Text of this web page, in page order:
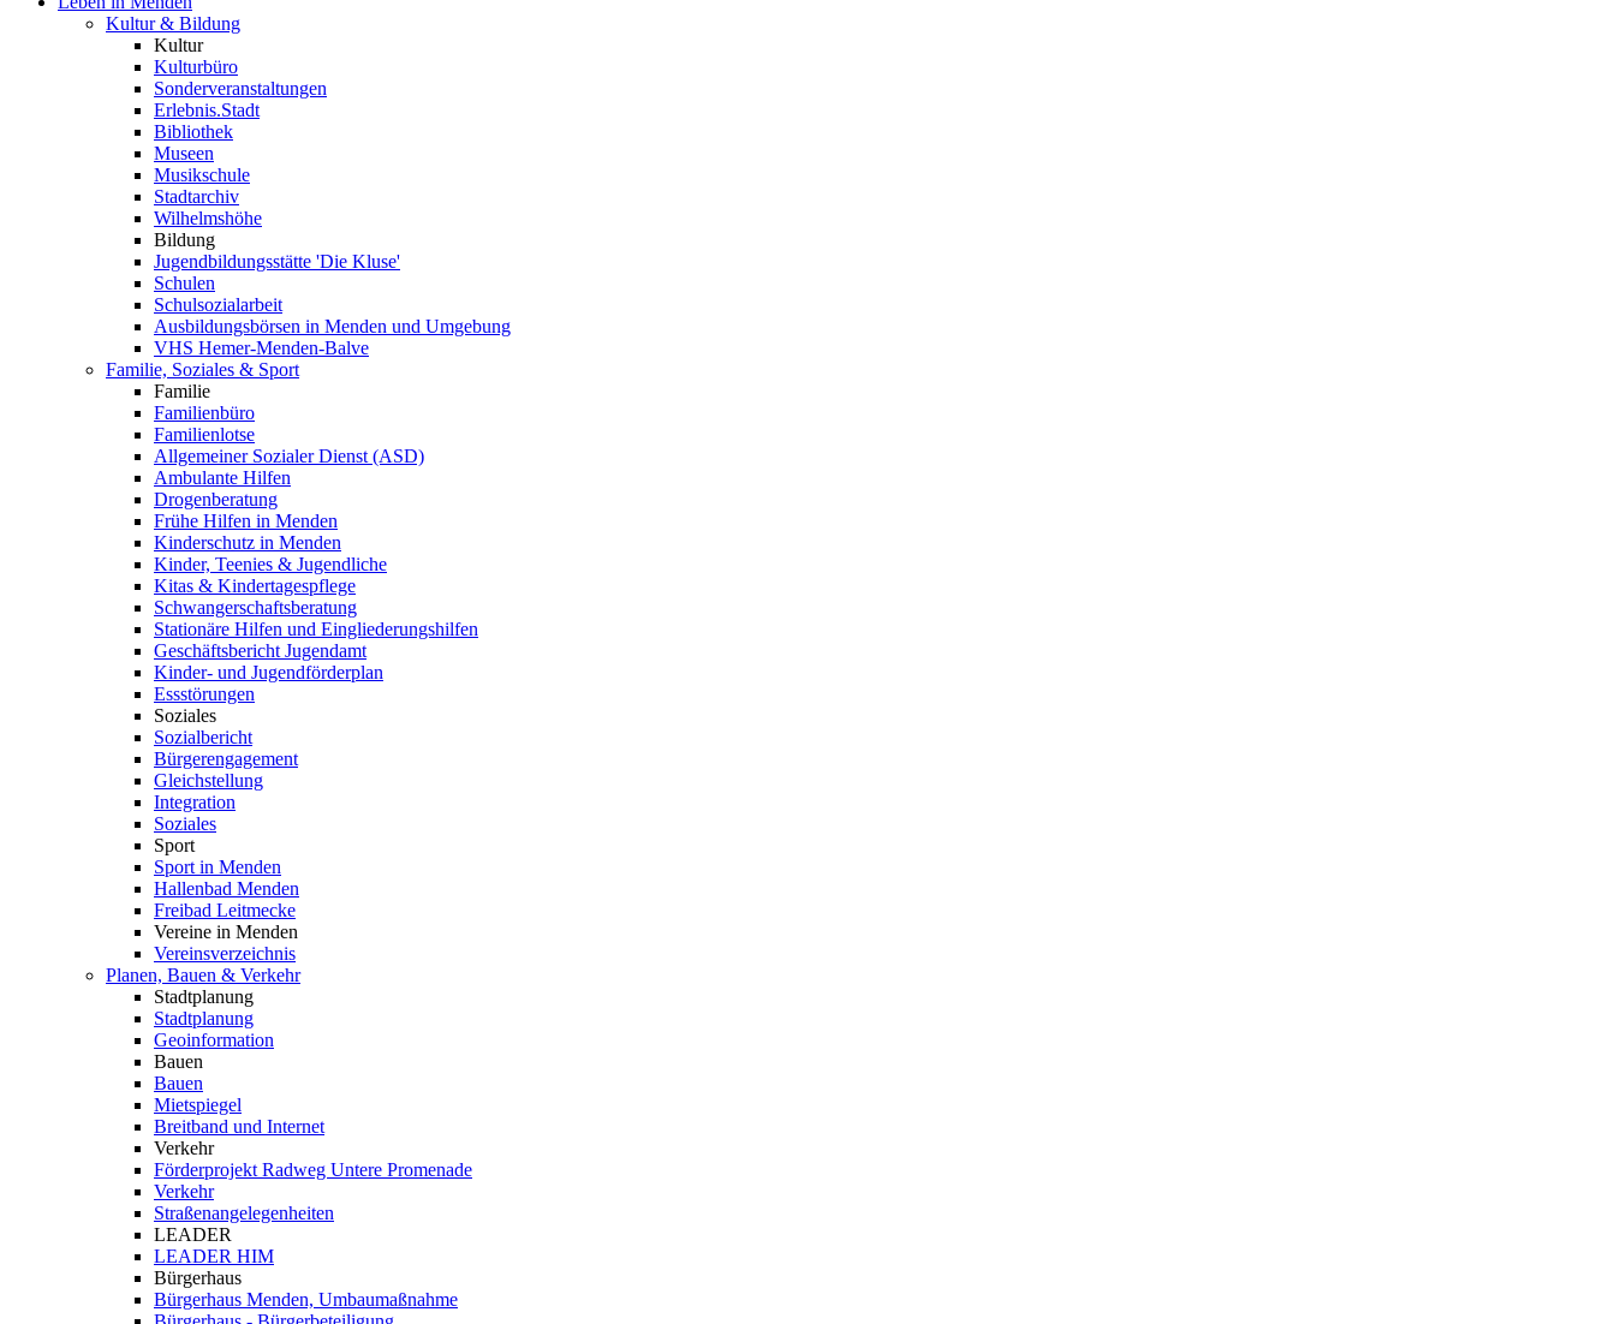
Kultur & Bildung
Kultur
Kulturbüro
Sonderveranstaltungen
Erlebnis.Stadt
Bibliothek
Museen
Musikschule
Stadtarchiv
Wilhelmshöhe
Bildung
Jugendbildungsstätte 'Die Kluse'
Schulen
Schulsozialarbeit
Ausbildungsbörsen in Menden und Umgebung
VHS Hemer-Menden-Balve
Familie, Soziales & Sport
Familie
Familienbüro
Familienlotse
Allgemeiner Sozialer Dienst (ASD)
Ambulante Hilfen
Drogenberatung
Frühe Hilfen in Menden
Kinderschutz in Menden
Kinder, Teenies & Jugendliche
Kitas & Kindertagespflege
Schwangerschaftsberatung
Stationäre Hilfen und Eingliederungshilfen
Geschäftsbericht Jugendamt
Kinder- und Jugendförderplan
Essstörungen
Soziales
Sozialbericht
Bürgerengagement
Gleichstellung
Integration
Soziales
Sport
Sport in Menden
Hallenbad Menden
Freibad Leitmecke
Vereine in Menden
Vereinsverzeichnis
Planen, Bauen & Verkehr
Stadtplanung
Stadtplanung
Geoinformation
Bauen
Bauen
Mietspiegel
Breitband und Internet
Verkehr
Förderprojekt Radweg Untere Promenade
Verkehr
Straßenangelegenheiten
LEADER
LEADER HIM
Bürgerhaus
Bürgerhaus Menden, Umbaumaßnahme